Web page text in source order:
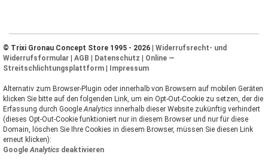
© Trixi Gronau Concept Store 1995 - 2026 | Widerrufsrecht- und
Widerrufsformular | AGB | Datenschutz | Online —
Streitschlichtungsplattform | Impressum
Alternativ zum Browser-Plugin oder innerhalb von Browsern auf mobilen Geräten
klicken Sie bitte auf den folgenden Link, um ein Opt-Out-Cookie zu setzen, der die
Erfassung durch Google Analytics innerhalb dieser Website zukünftig verhindert
(dieses Opt-Out-Cookie funktioniert nur in diesem Browser und nur für diese
Domain, löschen Sie Ihre Cookies in diesem Browser, müssen Sie diesen Link
erneut klicken):
Google Analytics deaktivieren